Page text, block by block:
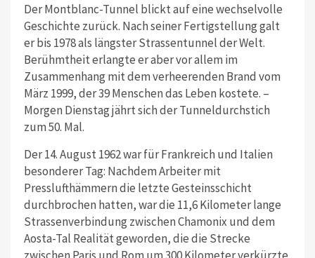
Der Montblanc-Tunnel blickt auf eine wechselvolle
Geschichte zurück. Nach seiner Fertigstellung galt
er bis 1978 als längster Strassentunnel der Welt.
Berühmtheit erlangte er aber vor allem im
Zusammenhang mit dem verheerenden Brand vom
März 1999, der 39 Menschen das Leben kostete. –
Morgen Dienstag jährt sich der Tunneldurchstich
zum 50. Mal.
Der 14. August 1962 war für Frankreich und Italien
besonderer Tag: Nachdem Arbeiter mit
Presslufthämmern die letzte Gesteinsschicht
durchbrochen hatten, war die 11,6 Kilometer lange
Strassenverbindung zwischen Chamonix und dem
Aosta-Tal Realität geworden, die die Strecke